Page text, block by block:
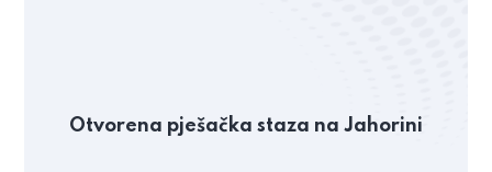
Otvorena pješačka staza na Jahorini